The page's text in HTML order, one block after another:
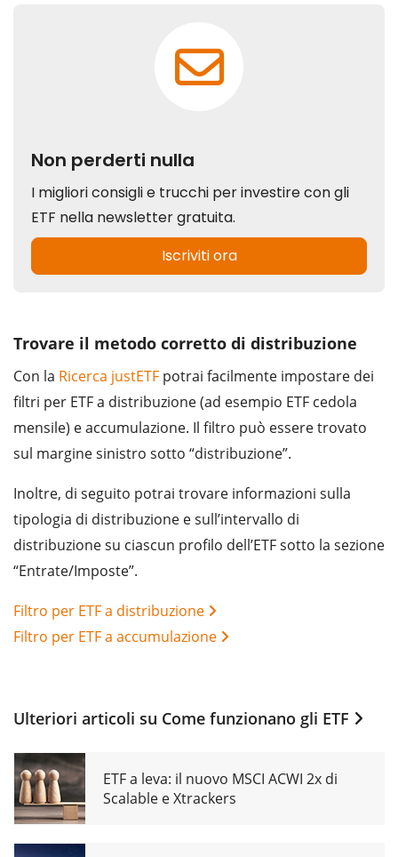
Trovare il metodo corretto di distribuzione
Con la Ricerca justETF potrai facilmente impostare dei
filtri per ETF a distribuzione (ad esempio ETF cedola
mensile) e accumulazione. Il filtro può essere trovato
sul margine sinistro sotto “distribuzione”.
Inoltre, di seguito potrai trovare informazioni sulla
tipologia di distribuzione e sull’intervallo di
distribuzione su ciascun profilo dell’ETF sotto la sezione
“Entrate/Imposte”.
Filtro per ETF a distribuzione
Filtro per ETF a accumulazione
Ulteriori articoli su Come funzionano gli ETF
ETF a leva: il nuovo MSCI ACWI 2x di
Scalable e Xtrackers